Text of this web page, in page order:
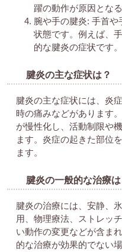
躍の動作が原因とな
腕や手の腱炎: 手首
状態です。例えば、
的な腱炎の症状です。
腱炎の主な症状は？
腱炎の主な症状には、炎
時の痛みなどがあります
が慢性化し、活動制限や
ます。炎症の起きた部位
ます。
腱炎の一般的な治療は
腱炎の治療には、安静、
用、物理療法、ストレッ
い動作の変更などが含ま
的な治療が効果的でない